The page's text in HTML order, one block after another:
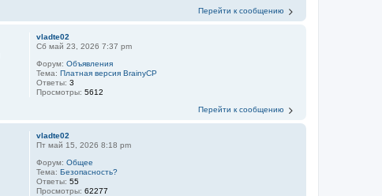
Перейти к сообщению
vladte02
Сб май 23, 2026 7:37 pm
Форум:Объявления
Тема:Платная версия BrainyCP
Ответы:3
Просмотры:5612
Перейти к сообщению
vladte02
Пт май 15, 2026 8:18 pm
Форум:Общее
Тема:Безопасность?
Ответы:55
Просмотры:62277